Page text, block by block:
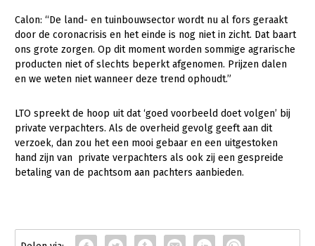
Paardenhouderij
Pluimveehouderij
Schapenhouderij
Vleesveehouderij
Plant
Akkerbouw
Calon: “De land- en tuinbouwsector wordt nu al fors geraakt
door de coronacrisis en het einde is nog niet in zicht. Dat baart
ons grote zorgen. Op dit moment worden sommige agrarische
producten niet of slechts beperkt afgenomen. Prijzen dalen
en we weten niet wanneer deze trend ophoudt.”
LTO spreekt de hoop uit dat ‘goed voorbeeld doet volgen’ bij
private verpachters. Als de overheid gevolg geeft aan dit
verzoek, dan zou het een mooi gebaar en een uitgestoken
hand zijn van private verpachters als ook zij een gespreide
betaling van de pachtsom aan pachters aanbieden.